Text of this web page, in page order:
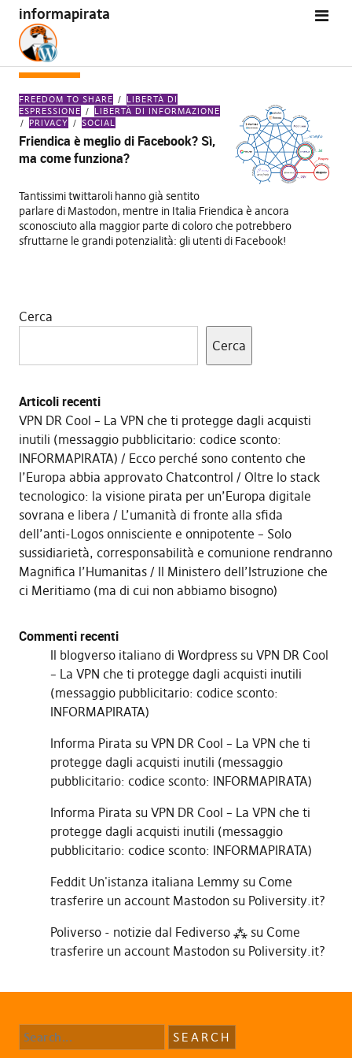
informapirata
TAG:TIO
FREEDOM TO SHARE
LIBERTÀ DI
ESPRESSIONE
LIBERTÀ DI INFORMAZIONE
PRIVACY
SOCIAL
Friendica è meglio di Facebook? Sì,
ma come funziona?
Tantissimi twittaroli hanno già sentito
parlare di Mastodon, mentre in Italia Friendica è ancora
sconosciuto alla maggior parte di coloro che potrebbero
sfruttarne le grandi potenzialità: gli utenti di Facebook!
Cerca
Cerca
Articoli recenti
VPN DR Cool – La VPN che ti protegge dagli acquisti
inutili (messaggio pubblicitario: codice sconto:
INFORMAPIRATA)
Ecco perché sono contento che
l’Europa abbia approvato Chatcontrol
Oltre lo stack
tecnologico: la visione pirata per un’Europa digitale
sovrana e libera
L’umanità di fronte alla sfida
dell’anti-Logos onnisciente e onnipotente – Solo
sussidiarietà, corresponsabilità e comunione rendranno
Magnifica l’Humanitas
Il Ministero dell’Istruzione che
ci Meritiamo (ma di cui non abbiamo bisogno)
Commenti recenti
Il blogverso italiano di Wordpresssu VPN DR Cool
– La VPN che ti protegge dagli acquisti inutili
(messaggio pubblicitario: codice sconto:
INFORMAPIRATA)
Informa Pirata su VPN DR Cool – La VPN che ti
protegge dagli acquisti inutili (messaggio
pubblicitario: codice sconto: INFORMAPIRATA)
Informa Pirata su VPN DR Cool – La VPN che ti
protegge dagli acquisti inutili (messaggio
pubblicitario: codice sconto: INFORMAPIRATA)
Feddit Un'istanza italiana Lemmy su Come
trasferire un account Mastodon su Poliversity.it?
Poliverso - notizie dal Fediverso ⁂su Come
trasferire un account Mastodon su Poliversity.it?